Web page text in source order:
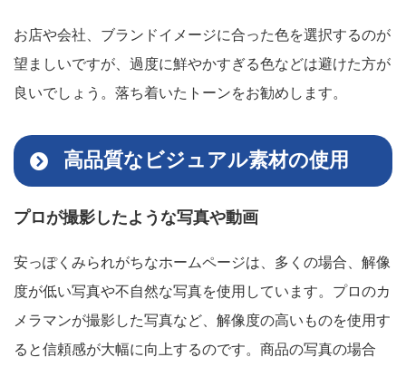
お店や会社、ブランドイメージに合った色を選択するのが
望ましいですが、過度に鮮やかすぎる色などは避けた方が
良いでしょう。落ち着いたトーンをお勧めします。
高品質なビジュアル素材の使用
プロが撮影したような写真や動画
安っぽくみられがちなホームページは、多くの場合、解像
度が低い写真や不自然な写真を使用しています。プロのカ
メラマンが撮影した写真など、解像度の高いものを使用す
ると信頼感が大幅に向上するのです。商品の写真の場合